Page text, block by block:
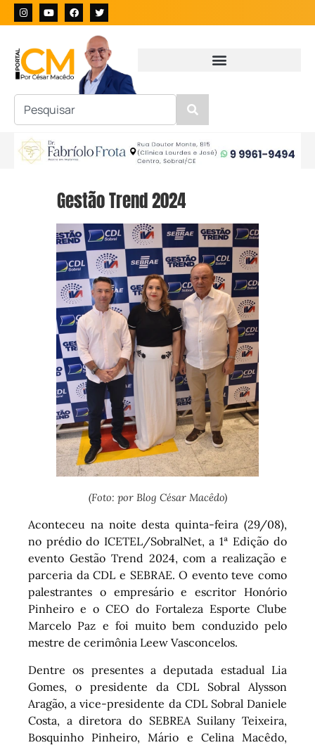
Gestão Trend 2024
(Foto: por Blog César Macêdo)
Aconteceu na noite desta quinta-feira (29/08),
no prédio do ICETEL/SobralNet, a 1⁠ª Edição do
evento Gestão Trend 2024, com a realização e
parceria da CDL e SEBRAE. O evento teve como
palestrantes o empresário e escritor Honório
Pinheiro e o CEO do Fortaleza Esporte Clube
Marcelo Paz e foi muito bem conduzido pelo
mestre de cerimônia Leew Vasconcelos.
Dentre os presentes a deputada estadual Lia
Gomes, o presidente da CDL Sobral Alysson
Aragão, a vice-presidente da CDL Sobral Daniele
Costa, a diretora do SEBREA Suilany Teixeira,
Bosquinho Pinheiro, Mário e Celina Macêdo,